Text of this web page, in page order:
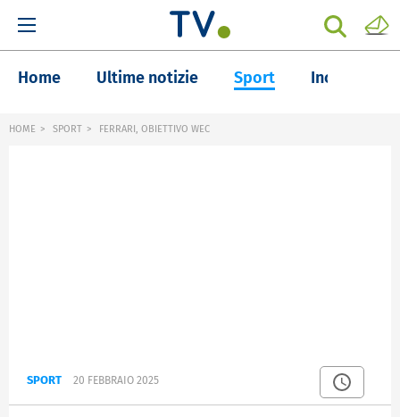
Home Ultime notizie Sport Inchieste
HOME SPORT FERRARI, OBIETTIVO WEC
SPORT 20 FEBBRAIO 2025